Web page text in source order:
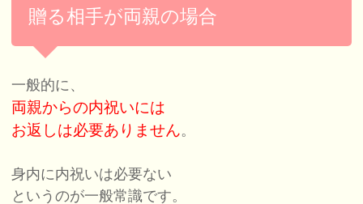
贈る相手が両親の場合
一般的に、
両親からの内祝いには
お返しは必要ありません。
身内に内祝いは必要ない
というのが一般常識です。